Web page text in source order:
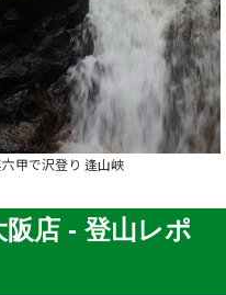
甲で沢登り 逢山峡
店 - 登山レポ